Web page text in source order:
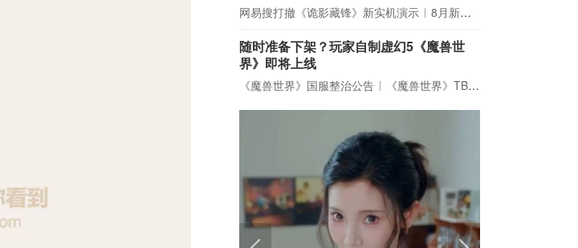
网易搜打撤《诡影藏锋》新实机演示 8月新游前瞻：《诡秘之主》领衔
随时准备下架？玩家自制虚幻5《魔兽世
界》即将上线
《魔兽世界》国服整治公告 《魔兽世界》TBC周年大更：双经典团本回归！